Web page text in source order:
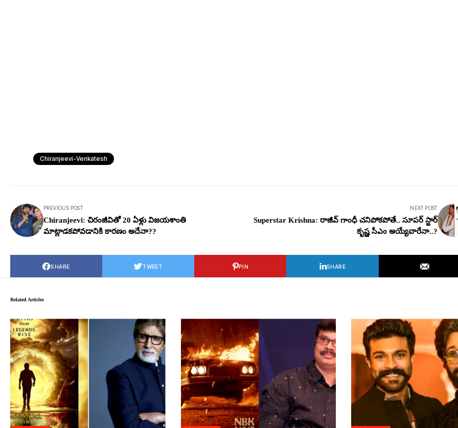
Chiranjeevi-Venkatesh
PREVIOUS POST
Chiranjeevi: చిరంజీవితో 20 ఏళ్లు విజయశాంతి
మాట్లాడకపోవడానికి కారణం అదేనా??
NEXT POST
Superstar Krishna: రాజీవ్ గాంధీ చనిపోకపోతే.. సూపర్ స్టార్
కృష్ణ సీఎం అయ్యేవారేనా..?
SHARE TWEET PIN SHARE
Related Articles